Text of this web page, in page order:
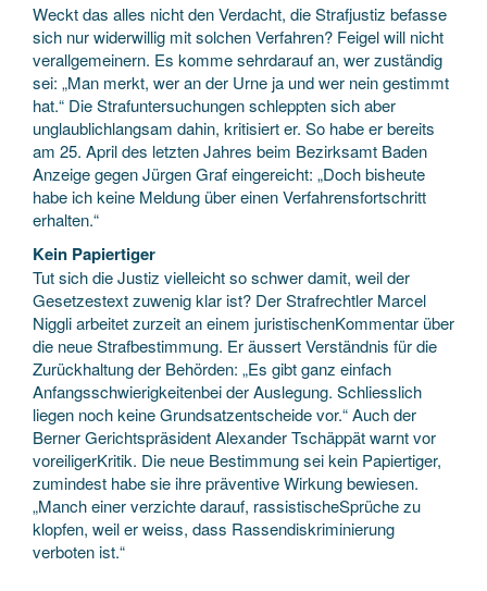
Weckt das alles nicht den Verdacht, die Strafjustiz befasse
sich nur widerwillig mit solchen Verfahren? Feigel will nicht
verallgemeinern. Es komme sehrdarauf an, wer zuständig
sei: „Man merkt, wer an der Urne ja und wer nein gestimmt
hat.“ Die Strafuntersuchungen schleppten sich aber
unglaublichlangsam dahin, kritisiert er. So habe er bereits
am 25. April des letzten Jahres beim Bezirksamt Baden
Anzeige gegen Jürgen Graf eingereicht: „Doch bisheute
habe ich keine Meldung über einen Verfahrensfortschritt
erhalten.“
Kein Papiertiger
Tut sich die Justiz vielleicht so schwer damit, weil der
Gesetzestext zuwenig klar ist? Der Strafrechtler Marcel
Niggli arbeitet zurzeit an einem juristischenKommentar über
die neue Strafbestimmung. Er äussert Verständnis für die
Zurückhaltung der Behörden: „Es gibt ganz einfach
Anfangsschwierigkeitenbei der Auslegung. Schliesslich
liegen noch keine Grundsatzentscheide vor.“ Auch der
Berner Gerichtspräsident Alexander Tschäppät warnt vor
voreiligerKritik. Die neue Bestimmung sei kein Papiertiger,
zumindest habe sie ihre präventive Wirkung bewiesen.
„Manch einer verzichte darauf, rassistischeSprüche zu
klopfen, weil er weiss, dass Rassendiskriminierung
verboten ist.“